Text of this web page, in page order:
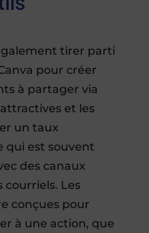
tirer parti
pour créer
à partager via
et les
un taux
qui est souvent
des canaux
Les
conçues pour
à une action, que